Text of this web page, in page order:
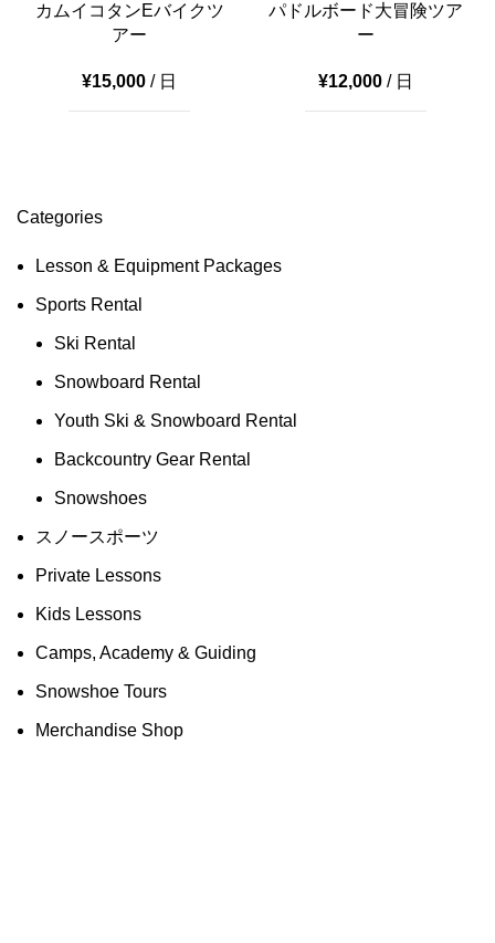
Categories
Lesson & Equipment Packages
Sports Rental
Ski Rental
Snowboard Rental
Youth Ski & Snowboard Rental
Backcountry Gear Rental
Snowshoes
スノースポーツ
Private Lessons
Kids Lessons
Camps, Academy & Guiding
Snowshoe Tours
Merchandise Shop
カムイコタンEバイクツ
アー
¥15,000 / 日
パドルボード大冒険ツア
ー
¥12,000 / 日